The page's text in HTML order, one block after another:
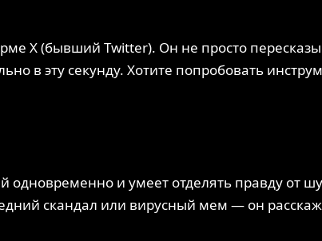
X (бывший Twitter). Он не просто
в эту секунду. Хотите попробовать
и умеет отделять правду от
скандал или вирусный мем — он